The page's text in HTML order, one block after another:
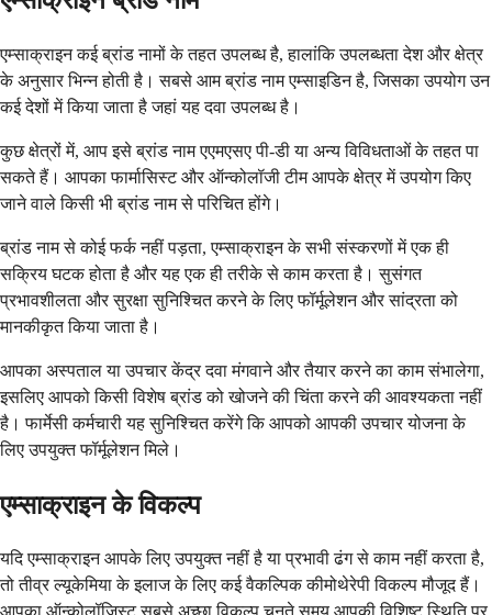
एम्साक्राइन कई ब्रांड नामों के तहत उपलब्ध है, हालांकि उपलब्धता देश और क्षेत्र
के अनुसार भिन्न होती है। सबसे आम ब्रांड नाम एम्साइडिन है, जिसका उपयोग उन
कई देशों में किया जाता है जहां यह दवा उपलब्ध है।
कुछ क्षेत्रों में, आप इसे ब्रांड नाम एएमएसए पी-डी या अन्य विविधताओं के तहत पा
सकते हैं। आपका फार्मासिस्ट और ऑन्कोलॉजी टीम आपके क्षेत्र में उपयोग किए
जाने वाले किसी भी ब्रांड नाम से परिचित होंगे।
ब्रांड नाम से कोई फर्क नहीं पड़ता, एम्साक्राइन के सभी संस्करणों में एक ही
सक्रिय घटक होता है और यह एक ही तरीके से काम करता है। सुसंगत
प्रभावशीलता और सुरक्षा सुनिश्चित करने के लिए फॉर्मूलेशन और सांद्रता को
मानकीकृत किया जाता है।
आपका अस्पताल या उपचार केंद्र दवा मंगवाने और तैयार करने का काम संभालेगा,
इसलिए आपको किसी विशेष ब्रांड को खोजने की चिंता करने की आवश्यकता नहीं
है। फार्मेसी कर्मचारी यह सुनिश्चित करेंगे कि आपको आपकी उपचार योजना के
लिए उपयुक्त फॉर्मूलेशन मिले।
एम्साक्राइन के विकल्प
यदि एम्साक्राइन आपके लिए उपयुक्त नहीं है या प्रभावी ढंग से काम नहीं करता है,
तो तीव्र ल्यूकेमिया के इलाज के लिए कई वैकल्पिक कीमोथेरेपी विकल्प मौजूद हैं।